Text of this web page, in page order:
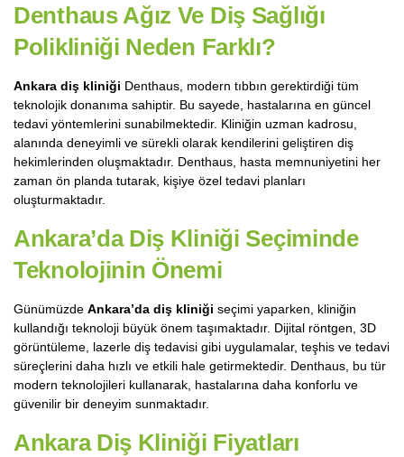
Denthaus Ağız Ve Diş Sağlığı
Polikliniği Neden Farklı?
Ankara diş kliniği Denthaus, modern tıbbın gerektirdiği tüm
teknolojik donanıma sahiptir. Bu sayede, hastalarına en güncel
tedavi yöntemlerini sunabilmektedir. Kliniğin uzman kadrosu,
alanında deneyimli ve sürekli olarak kendilerini geliştiren diş
hekimlerinden oluşmaktadır. Denthaus, hasta memnuniyetini her
zaman ön planda tutarak, kişiye özel tedavi planları
oluşturmaktadır.
Ankara’da Diş Kliniği Seçiminde
Teknolojinin Önemi
Günümüzde Ankara’da diş kliniği seçimi yaparken, kliniğin
kullandığı teknoloji büyük önem taşımaktadır. Dijital röntgen, 3D
görüntüleme, lazerle diş tedavisi gibi uygulamalar, teşhis ve tedavi
süreçlerini daha hızlı ve etkili hale getirmektedir. Denthaus, bu tür
modern teknolojileri kullanarak, hastalarına daha konforlu ve
güvenilir bir deneyim sunmaktadır.
Ankara Diş Kliniği Fiyatları